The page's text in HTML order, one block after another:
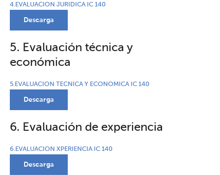
4.EVALUACION JURIDICA IC 140
Descarga
5. Evaluación técnica y
económica
5.EVALUACION TECNICA Y ECONOMICA IC 140
Descarga
6. Evaluación de experiencia
6.EVALUACION XPERIENCIA IC 140
Descarga